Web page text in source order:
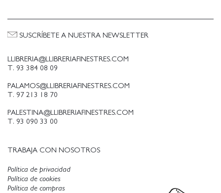
LLIBRERIA@LLIBRERIAFINESTRES.COM
T. 93 384 08 09
PALAMOS@LLIBRERIAFINESTRES.COM
T. 97 213 18 70
PALESTINA@LLIBRERIAFINESTRES.COM
T. 93 090 33 00
TRABAJA CON NOSOTROS
SUSCRÍBETE A NUESTRA NEWSLETTER
Política de privacidad
Política de cookies
Política de compras